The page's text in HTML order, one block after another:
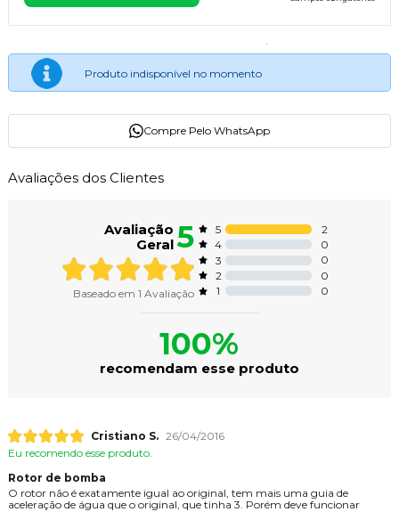
Produto indisponível no momento
Compre Pelo WhatsApp
Avaliações dos Clientes
Avaliação
Geral5
Baseado em 1 Avaliação
5
2
4
0
3
0
2
0
1
0
100%
recomendam esse produto
Cristiano S. 26/04/2016
Eu recomendo esse produto.
Rotor de bomba
O rotor não é exatamente igual ao original, tem mais uma guia de
aceleração de água que o original, que tinha 3. Porém deve funcionar